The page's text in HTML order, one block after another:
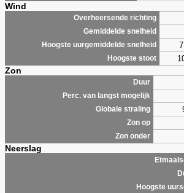
Wind
Overheersende richting
Gemiddelde snelheid
Hoogste uurgemiddelde snelheid
Hoogste stoot
Zon
Duur
Perc. van langst mogelijk
Globale straling
Zon op
Zon onder
Neerslag
Hoogste